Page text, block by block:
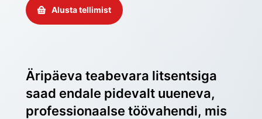
Alusta tellimist
Äripäeva teabevara litsentsiga
saad endale pidevalt uueneva,
professionaalse töövahendi, mis